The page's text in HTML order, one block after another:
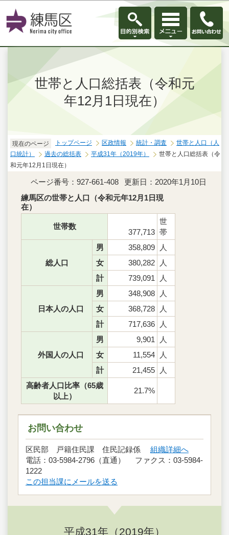
このページの本文へ移動
世帯と人口総括表（令和元
年12月1日現在）
現在のページ トップページ 区政情報 統計・調査
世帯と人口（人
口統計）
過去の総括表 平成31年（2019年）
世帯と人口総括表（令
和元年12月1日現在）
ページ番号：927-661-408
更新日：2020年1月10日
練馬区の世帯と人口（令和元年12月1日現
在）
世帯数
377,713
世
帯
総人口
男 358,809
人
女
380,282
人
計
739,091 人
日本人の人口
男 348,908
人
女
368,728
人
計
717,636 人
外国人の人口
男 9,901
人
女
11,554
人
計
21,455
人
高齢者人口比率（65歳
以上）
21.7%
お問い合わせ
区民部 戸籍住民課 住民記録係 組織詳細へ
電話：03-5984-2796（直通） ファクス：03-5984-
1222
この担当課にメールを送る
平成31年（2019年）